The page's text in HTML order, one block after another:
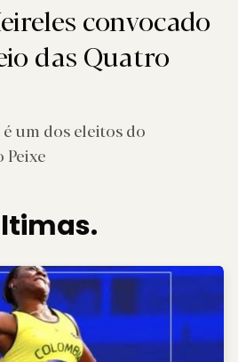
convocado
das Quatro
um dos eleitos do